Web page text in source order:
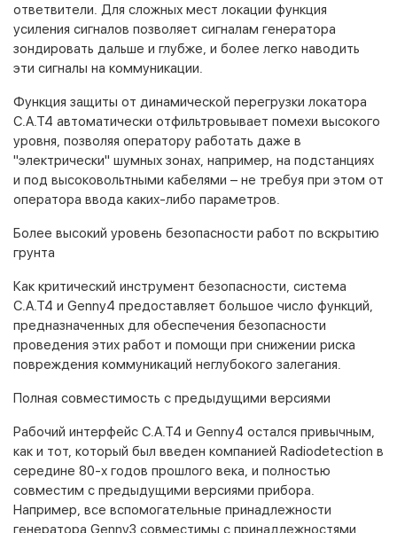
ответвители. Для сложных мест локации функция
усиления сигналов позволяет сигналам генератора
зондировать дальше и глубже, и более легко наводить
эти сигналы на коммуникации.
Функция защиты от динамической перегрузки локатора
C.A.T4 автоматически отфильтровывает помехи высокого
уровня, позволяя оператору работать даже в
"электрически" шумных зонах, например, на подстанциях
и под высоковольтными кабелями – не требуя при этом от
оператора ввода каких-либо параметров.
Более высокий уровень безопасности работ по вскрытию
грунта
Как критический инструмент безопасности, система
C.A.T4 и Genny4 предоставляет большое число функций,
предназначенных для обеспечения безопасности
проведения этих работ и помощи при снижении риска
повреждения коммуникаций неглубокого залегания.
Полная совместимость с предыдущими версиями
Рабочий интерфейс C.A.T4 и Genny4 остался привычным,
как и тот, который был введен компанией Radiodetection в
середине 80-х годов прошлого века, и полностью
совместим с предыдущими версиями прибора.
Например, все вспомогательные принадлежности
генератора Genny3 совместимы с принадлежностями